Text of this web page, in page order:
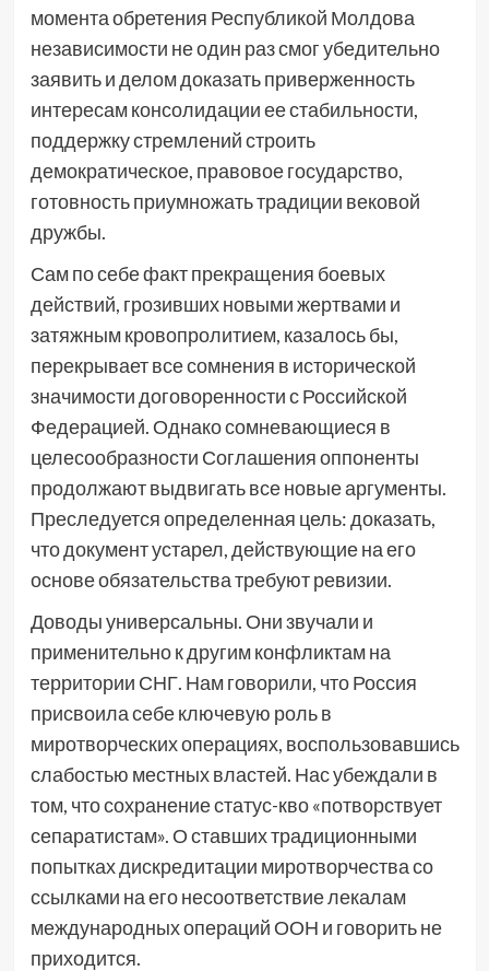
момента обретения Республикой Молдова
независимости не один раз смог убедительно
заявить и делом доказать приверженность
интересам консолидации ее стабильности,
поддержку стремлений строить
демократическое, правовое государство,
готовность приумножать традиции вековой
дружбы.
Сам по себе факт прекращения боевых
действий, грозивших новыми жертвами и
затяжным кровопролитием, казалось бы,
перекрывает все сомнения в исторической
значимости договоренности с Российской
Федерацией. Однако сомневающиеся в
целесообразности Соглашения оппоненты
продолжают выдвигать все новые аргументы.
Преследуется определенная цель: доказать,
что документ устарел, действующие на его
основе обязательства требуют ревизии.
Доводы универсальны. Они звучали и
применительно к другим конфликтам на
территории СНГ. Нам говорили, что Россия
присвоила себе ключевую роль в
миротворческих операциях, воспользовавшись
слабостью местных властей. Нас убеждали в
том, что сохранение статус-кво «потворствует
сепаратистам». О ставших традиционными
попытках дискредитации миротворчества со
ссылками на его несоответствие лекалам
международных операций ООН и говорить не
приходится.